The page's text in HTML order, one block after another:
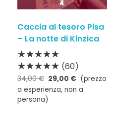
Caccia al tesoro Pisa
– La notte di Kinzica
(60)
34,00€ 29,00 € (prezzo
a esperienza, non a
persona)